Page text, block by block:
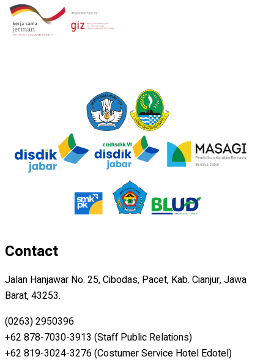
Contact
Jalan Hanjawar No. 25, Cibodas, Pacet, Kab. Cianjur, Jawa
Barat, 43253.
(0263) 2950396
+62 878-7030-3913 (Staff Public Relations)
+62 819-3024-3276 (Costumer Service Hotel Edotel)